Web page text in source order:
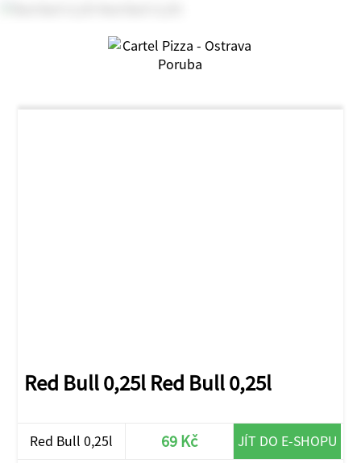
Red Bull 0,25l Red Bull 0,25l
Red Bull 0,25l 69 Kč JÍT DO E-SHOPU